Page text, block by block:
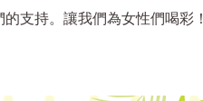
支持。讓我們為女性們喝彩！